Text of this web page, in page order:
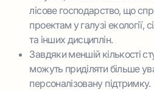
лісове господарство, що
проектам у галузі екології,
та інших дисциплін.
Завдяки меншій кількості
можуть приділяти більше
персоналізовану підтримку.